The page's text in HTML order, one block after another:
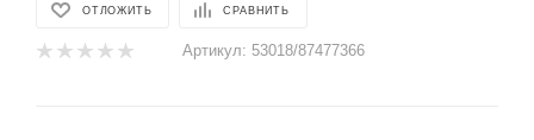
ОТЛОЖИТЬ СРАВНИТЬ
Артикул: 53018/87477366